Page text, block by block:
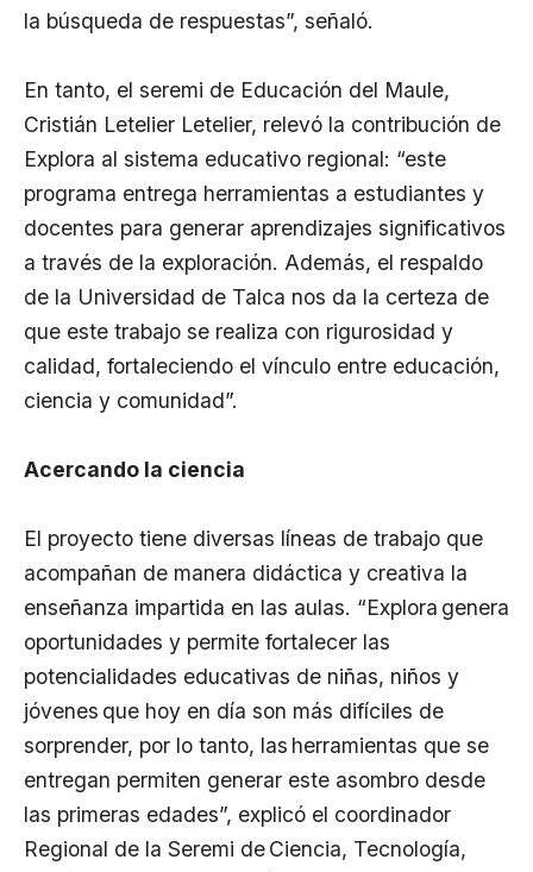
la búsqueda de respuestas”, señaló.
En tanto, el seremi de Educación del Maule,
Cristián Letelier Letelier, relevó la contribución de
Explora al sistema educativo regional: “este
programa entrega herramientas a estudiantes y
docentes para generar aprendizajes significativos
a través de la exploración. Además, el respaldo
de la Universidad de Talca nos da la certeza de
que este trabajo se realiza con rigurosidad y
calidad, fortaleciendo el vínculo entre educación,
ciencia y comunidad”.
Acercando la ciencia
El proyecto tiene diversas líneas de trabajo que
acompañan de manera didáctica y creativa la
enseñanza impartida en las aulas. “Explora genera
oportunidades y permite fortalecer las
potencialidades educativas de niñas, niños y
jóvenes que hoy en día son más difíciles de
sorprender, por lo tanto, las herramientas que se
entregan permiten generar este asombro desde
las primeras edades”, explicó el coordinador
Regional de la Seremi de Ciencia, Tecnología,